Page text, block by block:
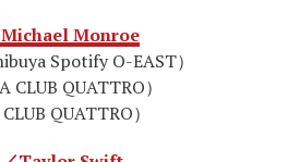
Michael Monroe
Spotify O-EAST）
QUATTRO）
QUATTRO）